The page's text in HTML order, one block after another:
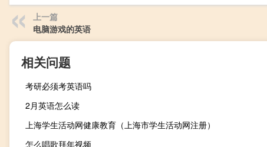
上一篇
电脑游戏的英语
相关问题
考研必须考英语吗
2月英语怎么读
上海学生活动网健康教育（上海市学生活动网注册）
怎么唱歌拜年视频